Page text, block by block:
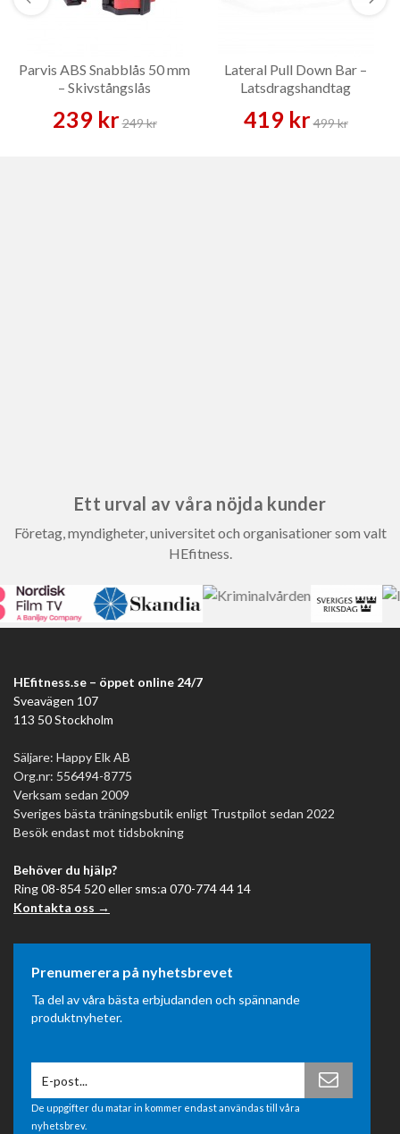
Parvis ABS Snabblås 50 mm
– Skivstångslås
239 kr249 kr
Lateral Pull Down Bar –
Latsdragshandtag
419 kr499 kr
Ett urval av våra nöjda kunder
Företag, myndigheter, universitet och organisationer som valt
HEfitness.
HEfitness.se – öppet online 24/7
Sveavägen 107
113 50 Stockholm
Säljare: Happy Elk AB
Org.nr: 556494-8775
Verksam sedan 2009
Sveriges bästa träningsbutik enligt Trustpilot sedan 2022
Besök endast mot tidsbokning
Behöver du hjälp?
Ring 08-854 520 eller sms:a 070-774 44 14
Kontakta oss →
Prenumerera på nyhetsbrevet
Ta del av våra bästa erbjudanden och spännande
produktnyheter.
De uppgifter du matar in kommer endast användas till våra
nyhetsbrev.